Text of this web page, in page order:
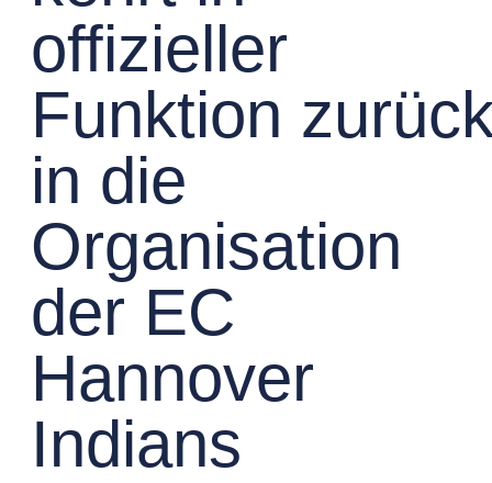
offizieller
Funktion
in die
Organisation
der EC
Hannover
Indians